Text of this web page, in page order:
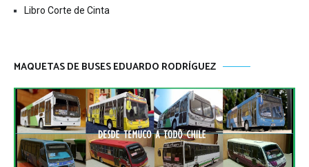
Libro Corte de Cinta
MAQUETAS DE BUSES EDUARDO RODRÍGUEZ